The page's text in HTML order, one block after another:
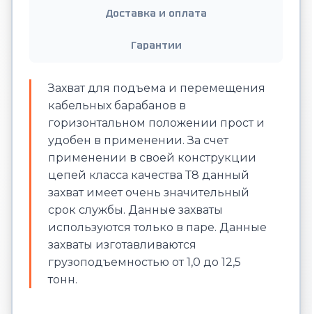
Доставка и оплата
Гарантии
Захват для подъема и перемещения
кабельных барабанов в
горизонтальном положении прост и
удобен в применении. За счет
применении в своей конструкции
цепей класса качества Т8 данный
захват имеет очень значительный
срок службы. Данные захваты
используются только в паре. Данные
захваты изготавливаются
грузоподъемностью от 1,0 до 12,5
тонн.